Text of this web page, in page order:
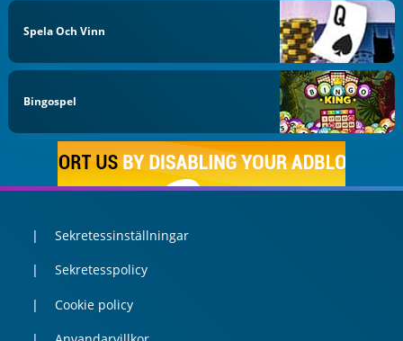
Spela Och Vinn
Bingospel
Sekretessinställningar
Sekretesspolicy
Cookie policy